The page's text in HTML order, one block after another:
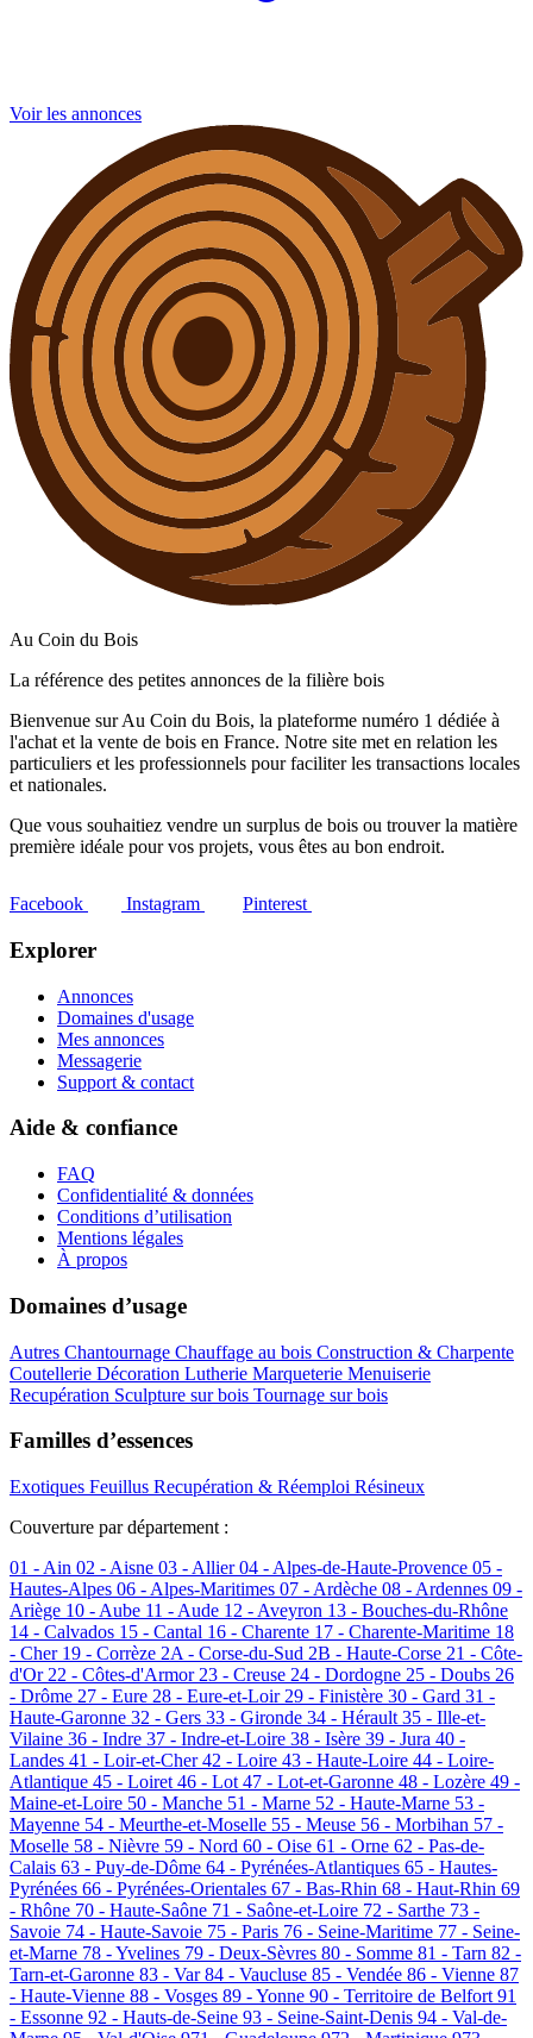
Voir les annonces
Au Coin du Bois
La référence des petites annonces de la filière bois
Bienvenue sur Au Coin du Bois, la plateforme numéro 1 dédiée à
l'achat et la vente de bois en France. Notre site met en relation les
particuliers et les professionnels pour faciliter les transactions locales
et nationales.
Que vous souhaitiez vendre un surplus de bois ou trouver la matière
première idéale pour vos projets, vous êtes au bon endroit.
Facebook Instagram Pinterest
Explorer
Annonces
Domaines d'usage
Mes annonces
Messagerie
Support & contact
Aide & confiance
FAQ
Confidentialité & données
Conditions d’utilisation
Mentions légales
À propos
Domaines d’usage
Autres Chantournage Chauffage au bois Construction & Charpente
Coutellerie Décoration Lutherie Marqueterie Menuiserie
Recupération Sculpture sur bois Tournage sur bois
Familles d’essences
Exotiques Feuillus Recupération & Réemploi Résineux
Couverture par département :
01 - Ain 02 - Aisne 03 - Allier04 - Alpes-de-Haute-Provence 05 -
Hautes-Alpes 06 - Alpes-Maritimes 07 - Ardèche 08 - Ardennes 09 -
Ariège 10 - Aube 11 - Aude 12 - Aveyron 13 - Bouches-du-Rhône
14 - Calvados 15 - Cantal 16 - Charente 17 - Charente-Maritime 18
- Cher 19 - Corrèze 2A - Corse-du-Sud 2B - Haute-Corse 21 - Côte-
d'Or 22 - Côtes-d'Armor 23 - Creuse 24 - Dordogne 25 - Doubs 26
- Drôme 27 - Eure 28 - Eure-et-Loir 29 - Finistère 30 - Gard 31 -
Haute-Garonne 32 - Gers 33 - Gironde 34 - Hérault 35 - Ille-et-
Vilaine 36 - Indre 37 - Indre-et-Loire 38 - Isère 39 - Jura 40 -
Landes 41 - Loir-et-Cher42 - Loire 43 - Haute-Loire 44 - Loire-
Atlantique 45 - Loiret 46 - Lot 47 - Lot-et-Garonne 48 - Lozère 49 -
Maine-et-Loire 50 - Manche 51 - Marne 52 - Haute-Marne 53 -
Mayenne 54 - Meurthe-et-Moselle 55 - Meuse 56 - Morbihan 57 -
Moselle 58 - Nièvre 59 - Nord 60 - Oise 61 - Orne 62 - Pas-de-
Calais 63 - Puy-de-Dôme 64 - Pyrénées-Atlantiques 65 - Hautes-
Pyrénées 66 - Pyrénées-Orientales 67 - Bas-Rhin 68 - Haut-Rhin 69
- Rhône 70 - Haute-Saône 71 - Saône-et-Loire 72 - Sarthe 73 -
Savoie 74 - Haute-Savoie 75 - Paris 76 - Seine-Maritime 77 - Seine-
et-Marne 78 - Yvelines 79 - Deux-Sèvres 80 - Somme 81 - Tarn 82 -
Tarn-et-Garonne 83 - Var84 - Vaucluse 85 - Vendée 86 - Vienne 87
- Haute-Vienne 88 - Vosges 89 - Yonne 90 - Territoire de Belfort 91
- Essonne 92 - Hauts-de-Seine 93 - Seine-Saint-Denis 94 - Val-de-